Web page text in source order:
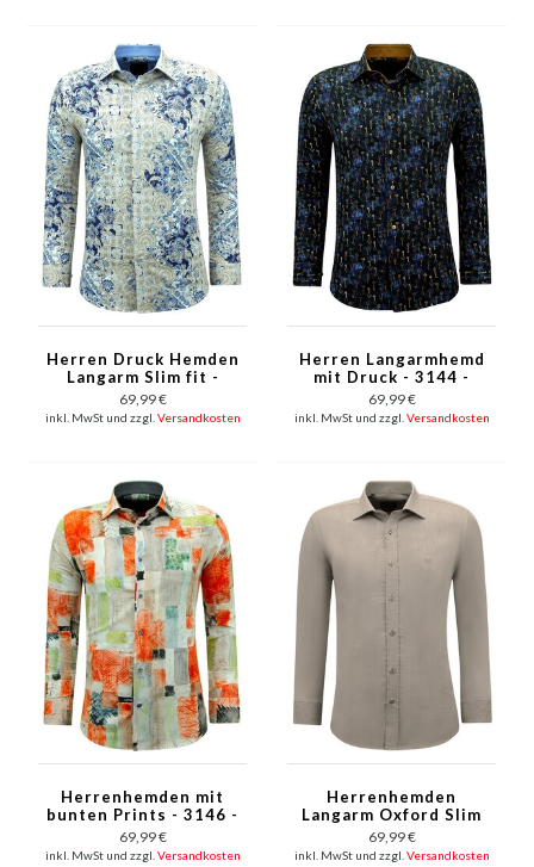
Herren Druck Hemden
Langarm Slim fit -
3140 - Blau
69,99 €
inkl. MwSt und zzgl. Versandkosten
Herren Langarmhemd
mit Druck - 3144 -
Blau
69,99 €
inkl. MwSt und zzgl. Versandkosten
Herrenhemden mit
bunten Prints - 3146 -
Braun
69,99 €
inkl. MwSt und zzgl. Versandkosten
Herrenhemden
Langarm Oxford Slim
Fit - Braun/Grau
69,99 €
inkl. MwSt und zzgl. Versandkosten